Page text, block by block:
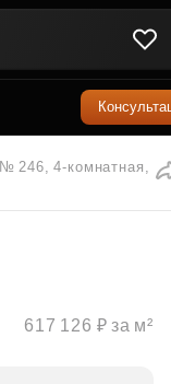
№ 246, 4-комнатная,
617 126 ₽ за м²